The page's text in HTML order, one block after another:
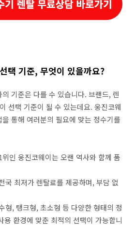
택 기준, 무엇이 있을까요?
기준은 다를 수 있습니다. 브랜드, 렌
선택 기준이 될 수 있는데요. 웅진코웨
통해 여러분의 필요에 맞는 정수기를
인 웅진코웨이는 오랜 역사와 함께 품
국 최저가 렌탈료를 제공하며, 부담 없
형, 탱크형, 초소형 등 다양한 형태의 정
용 환경에 맞춘 최적의 선택이 가능합니